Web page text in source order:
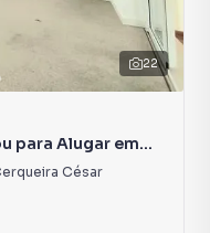
22
para Alugar em
César